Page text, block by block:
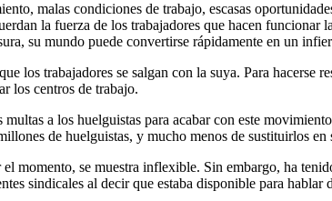
malas condiciones de trabajo, escasas
la fuerza de los trabajadores que hacen
su mundo puede convertirse rápidamente en un
los trabajadores se salgan con la suya. Para hacerse
los centros de trabajo.
a los huelguistas para acabar con este
de huelguistas, y mucho menos de sustituirlos en
momento, se muestra inflexible. Sin embargo, ha
sindicales al decir que estaba disponible para